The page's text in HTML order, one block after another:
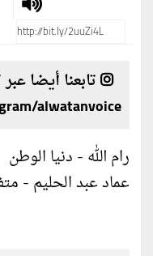
تابعنا أيضا
alwatanvoice
رام الله - دنيا الوطن
عماد عبد الحليم -